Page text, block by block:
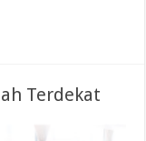
Terdekat